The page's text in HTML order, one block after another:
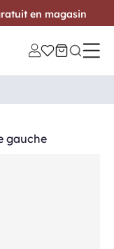
gauche
en magasin